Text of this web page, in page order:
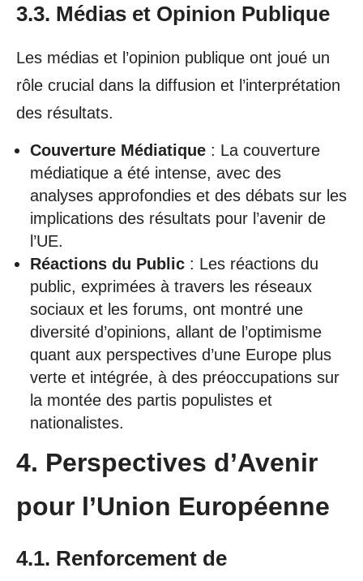
3.3. Médias et Opinion Publique
Les médias et l’opinion publique ont joué un
rôle crucial dans la diffusion et l’interprétation
des résultats.
Couverture Médiatique : La couverture
médiatique a été intense, avec des
analyses approfondies et des débats sur les
implications des résultats pour l’avenir de
l’UE.
Réactions du Public : Les réactions du
public, exprimées à travers les réseaux
sociaux et les forums, ont montré une
diversité d’opinions, allant de l’optimisme
quant aux perspectives d’une Europe plus
verte et intégrée, à des préoccupations sur
la montée des partis populistes et
nationalistes.
4. Perspectives d’Avenir
pour l’Union Européenne
4.1. Renforcement de